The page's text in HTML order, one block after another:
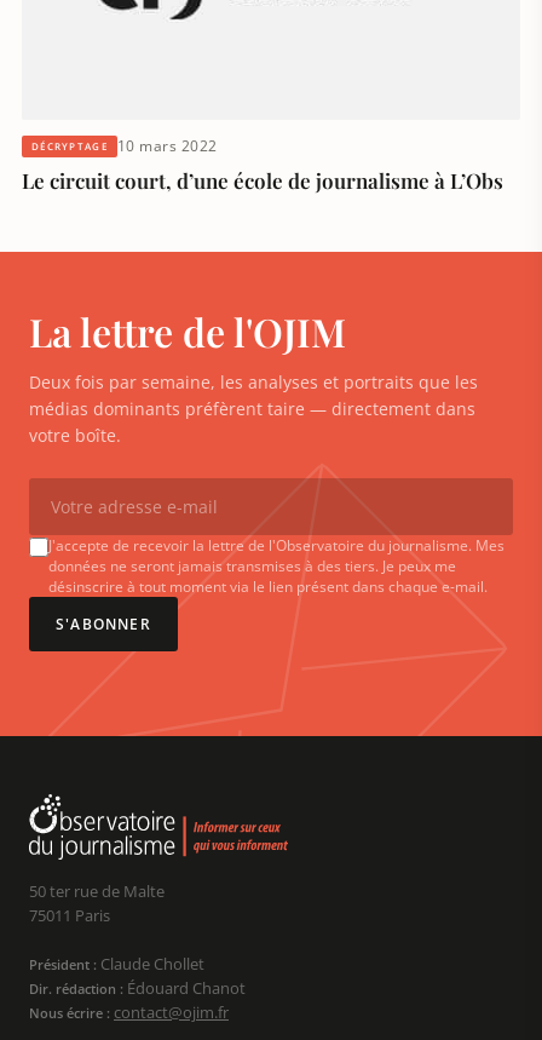
DÉCRYPTAGE 10 mars 2022
Le circuit court, d’une école de journalisme à L’Obs
La lettre de l'OJIM
Deux fois par semaine, les analyses et portraits que les
médias dominants préfèrent taire — directement dans
votre boîte.
J'accepte de recevoir la lettre de l'Observatoire du journalisme. Mes
données ne seront jamais transmises à des tiers. Je peux me
désinscrire à tout moment via le lien présent dans chaque e-mail.
S'ABONNER
50 ter rue de Malte
75011 Paris
Président : Claude Chollet
Dir. rédaction : Édouard Chanot
Nous écrire : contact@ojim.fr